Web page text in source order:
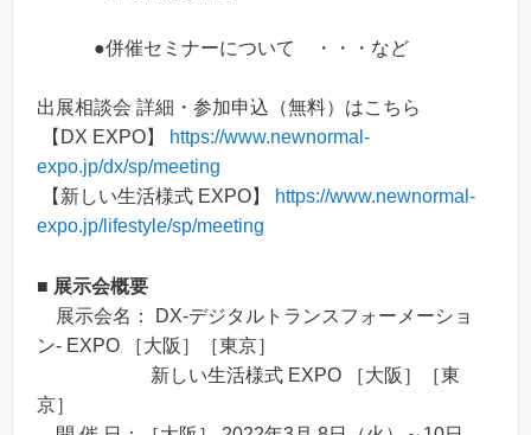
●併催セミナーについて ・・・など
出展相談会 詳細・参加申込（無料）はこちら
【DX EXPO】
https://www.newnormal-
expo.jp/dx/sp/meeting
【新しい生活様式 EXPO】
https://www.newnormal-
expo.jp/lifestyle/sp/meeting
■ 展示会概要
展示会名： DX-デジタルトランスフォーメーショ
ン- EXPO ［大阪］［東京］
新しい生活様式 EXPO ［大阪］［東
京］